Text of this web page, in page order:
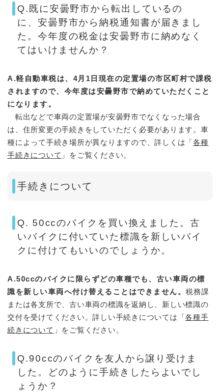
Q.既に安曇野市から転出しているの
に、安曇野市から納税通知書が届きまし
た。今年度の税金は安曇野市に納めなく
てはいけませんか？
A.軽自動車税は、4月1日現在の定置場の市区町村で課税
されますので、今年度は安曇野市で納めていただくこと
になります。
転出などで車両の定置場が安曇野市でなくなった場合
は、住所変更の手続きをしていただく必要があります。車
種によって手続き場所が異なりますので、詳しくは「各種
手続きについて 」をご覧ください。
手続きについて
Q. 50ccのバイクを買い換えました。古
いバイクに付いていた標識を新しいバイ
クに付けてもいいのでしょうか。
A.50ccのバイクに限らずどの車種でも、古い車両の標
識を新しい車両へ付け替えることはできません。 税務課
または各支所で、古い車両の標識を返納し、新しい標識の
交付を受けてください。詳しい手続きについては「各種手
続きについて 」をご覧ください。
Q.90ccのバイクを友人から譲り受けま
した。どのように手続きしたらよいでし
ょうか？